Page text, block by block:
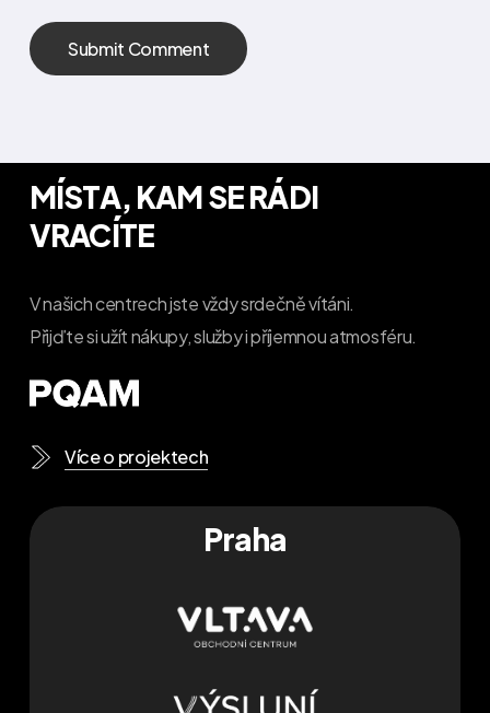
MÍSTA, KAM SE RÁDI
VRACÍTE
V našich centrech jste vždy srdečně vítáni.
Přijďte si užít nákupy, služby i příjemnou atmosféru.
Více o projektech
Praha